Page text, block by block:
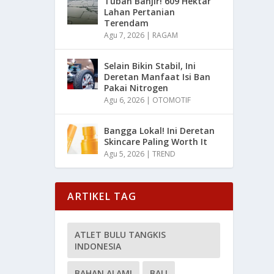
Lahan Pertanian
Terendam
Agu 7, 2026 | RAGAM
Selain Bikin Stabil, Ini
Deretan Manfaat Isi Ban
Pakai Nitrogen
Agu 6, 2026 | OTOMOTIF
Bangga Lokal! Ini Deretan
Skincare Paling Worth It
Agu 5, 2026 |TREND
ARTIKEL TAG
ATLET BULU TANGKIS
INDONESIA